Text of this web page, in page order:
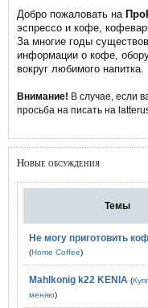
Добро пожаловать на
эспрессо и кофе,
За многие годы
информации о кофе,
вокруг любимого
Внимание! В случае, если
просьба на писать на
Новые обсуждения
Темы
Не могу приготовить
(Home Coffee)
Mahlkonig k22 KENIA (
меняю)